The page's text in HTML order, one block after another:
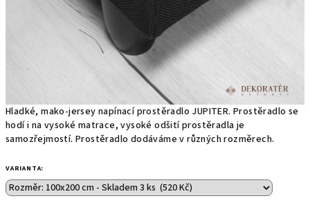
Hladké, mako-jersey napínací prostěradlo JUPITER. Prostěradlo se
hodí i na vysoké matrace, vysoké odšití prostěradla je
samozřejmostí. Prostěradlo dodáváme v různých rozměrech.
VARIANTA: